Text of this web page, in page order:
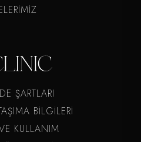
ŞARTLARI
BİLGİLERİ
KULLANIM